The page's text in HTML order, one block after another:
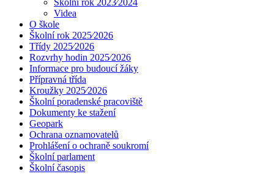
Školní rok 2023⁄2024
Videa
O škole
Školní rok 2025⁄2026
Třídy 2025⁄2026
Rozvrhy hodin 2025⁄2026
Informace pro budoucí žáky
Přípravná třída
Kroužky 2025⁄2026
Školní poradenské pracoviště
Dokumenty ke stažení
Geopark
Ochrana oznamovatelů
Prohlášení o ochraně soukromí
Školní parlament
Školní časopis